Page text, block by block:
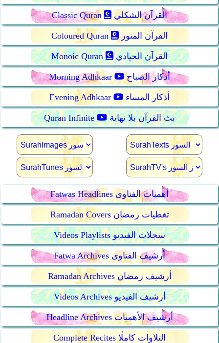
Classic Quran القرآن الشكلي
Coloured Quran القرآن المنور
Monoic Quran القرآن الحيادي
Morning Adhkaar أذكار الصباح
Evening Adhkaar أذكار المساء
Quran Infinite بث القرآن بلا نهاية
Fatwas Headlines أهميات الفتاوى
Ramadan Covers تغطيات رمضان
Videos Playlists سجلات الفيديو
Fatwa Archives أرشيف الفتاوى
Ramadan Archives أرشيف رمضان
Videos Archives أرشيف الفيديو
Headline Archives أرشيف الأهميات
Complete Recites التلاوات كاملًا